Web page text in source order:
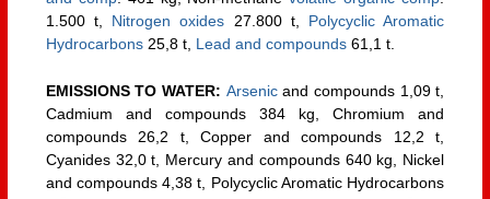
1.500 t, Nitrogen oxides 27.800 t, Polycyclic Aromatic
Hydrocarbons25,8 t, Lead and compounds61,1 t.
EMISSIONS TO WATER: Arsenicand compounds 1,09 t,
Cadmium and compounds 384 kg, Chromium and
compounds 26,2 t, Copper and compounds 12,2 t,
Cyanides 32,0 t, Mercury and compounds 640 kg, Nickel
and compounds 4,38 t, Polycyclic Aromatic Hydrocarbons